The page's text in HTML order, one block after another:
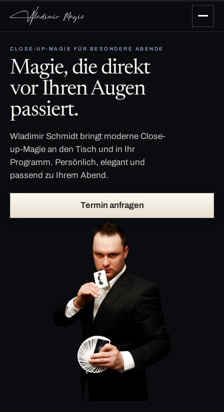
CLOSE-UP-MAGIE FÜR BESONDERE ABENDE
Magie, die direkt
vor Ihren Augen
passiert.
Wladimir Schmidt bringt moderne Close-
up-Magie an den Tisch und in Ihr
Programm. Persönlich, elegant und
passend zu Ihrem Abend.
Termin anfragen